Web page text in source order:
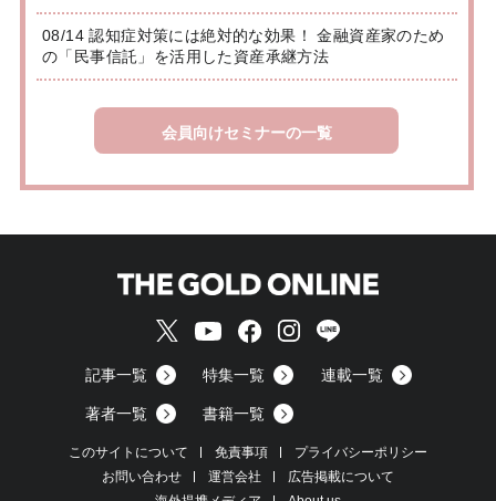
08/14 認知症対策には絶対的な効果！ 金融資産家のため
の「民事信託」を活用した資産承継方法
会員向けセミナーの一覧
記事一覧 特集一覧 連載一覧
著者一覧 書籍一覧
このサイトについて 免責事項
プライバシーポリシー
お問い合わせ
運営会社
広告掲載について